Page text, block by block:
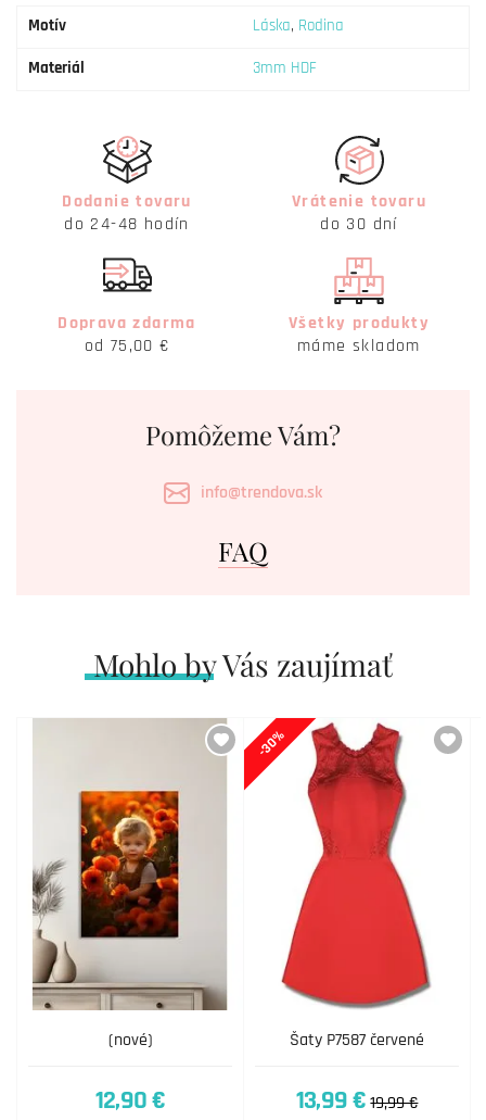
Motív Láska, Rodina
Materiál 3mm HDF
Dodanie tovaru
do 24-48 hodín
Vrátenie tovaru
do 30 dní
Doprava zdarma
od 75,00 €
Všetky produkty
máme skladom
Pomôžeme Vám?
info@trendova.sk
FAQ
Mohlo by Vás zaujímať
(nové)
12,90 €
Šaty P7587 červené
-30%
13,99 € 19,99 €